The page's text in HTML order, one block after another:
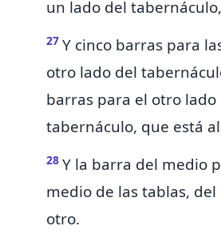
un lado del tabernáculo,
27 Y cinco barras para
otro lado del
barras para el otro lado
tabernáculo, que está
28 Y la barra del medio
medio de las tablas, del
otro.